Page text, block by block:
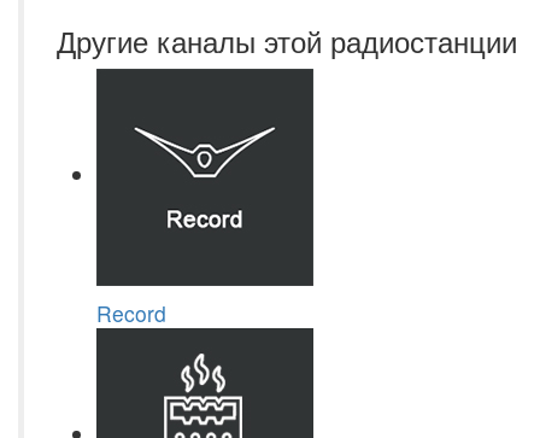
Другие каналы этой радиостанции
Record